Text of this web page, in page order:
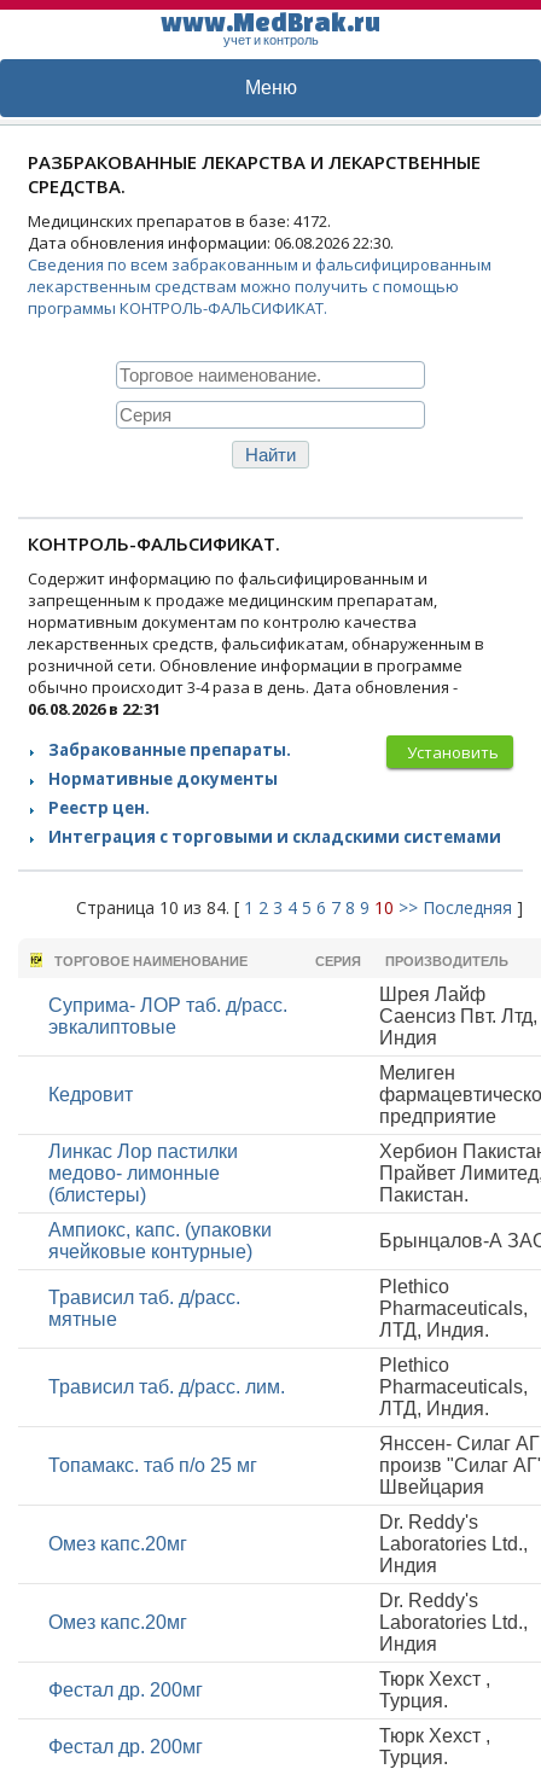
www.MedBrak.ru
учет и контроль
Меню
РАЗБРАКОВАННЫЕ ЛЕКАРСТВА И ЛЕКАРСТВЕННЫЕ
СРЕДСТВА.
Медицинских препаратов в базе: 4172.
Дата обновления информации: 06.08.2026 22:30.
Сведения по всем забракованным и фальсифицированным
лекарственным средствам можно получить с помощью
программы КОНТРОЛЬ-ФАЛЬСИФИКАТ.
КОНТРОЛЬ-ФАЛЬСИФИКАТ.
Содержит информацию по фальсифицированным и
запрещенным к продаже медицинским препаратам,
нормативным документам по контролю качества
лекарственных средств, фальсификатам, обнаруженным в
розничной сети. Обновление информации в программе
обычно происходит 3-4 раза в день. Дата обновления -
06.08.2026 в 22:31
Установить
Забракованные препараты.
Нормативные документы
Реестр цен.
Интеграция с торговыми и складскими системами
Страница 10 из 84. [ 1 2 3 4 5 6 7 8 9 10 >> Последняя ]
ТОРГОВОЕ НАИМЕНОВАНИЕ СЕРИЯ ПРОИЗВОДИТЕЛЬ
Суприма- ЛОР таб. д/расс.
эвкалиптовые
Шрея Лайф
Саенсиз Пвт. Лтд,
Индия
Кедровит
Мелиген
предприятие
Линкас Лор пастилки
медово- лимонные
(блистеры)
Хербион
Прайвет
Пакистан.
Ампиокс, капс. (упаковки
ячейковые контурные)
Брынцалов-А
Трависил таб. д/расс.
мятные
Plethico
Pharmaceuticals,
ЛТД, Индия.
Трависил таб. д/расс. лим.
Plethico
Pharmaceuticals,
ЛТД, Индия.
Топамакс. таб п/о 25 мг
Янссен- Силаг АГ
произв "Силаг
Швейцария
Омез капс.20мг
Dr. Reddy's
Laboratories Ltd.,
Индия
Омез капс.20мг
Dr. Reddy's
Laboratories Ltd.,
Индия
Фестал др. 200мг
Тюрк Хехст ,
Турция.
Фестал др. 200мг
Тюрк Хехст ,
Турция.